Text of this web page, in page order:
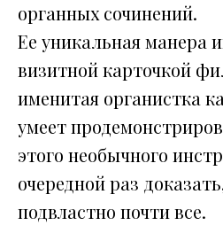
органных сочинений.
Ее уникальная манера
визитной карточкой
именитая органистка
умеет
этого необычного
очередной раз
подвластно почти все.